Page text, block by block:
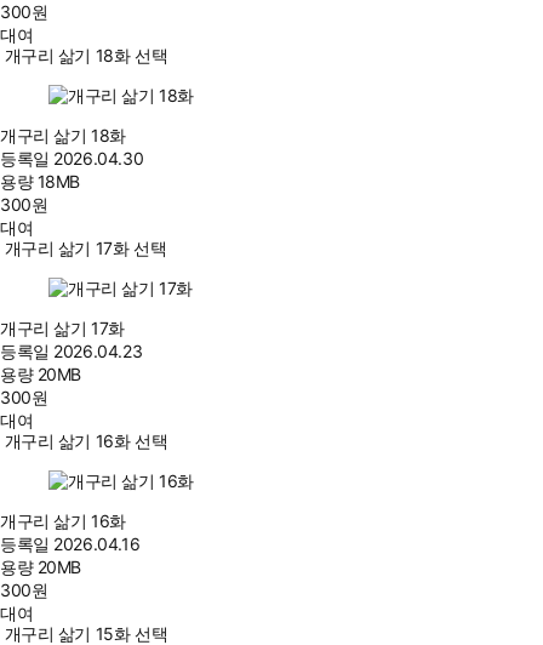
300원
대여
개구리 삶기 18화 선택
개구리 삶기 18화
등록일 2026.04.30
용량18MB
300원
대여
개구리 삶기 17화 선택
개구리 삶기 17화
등록일 2026.04.23
용량 20MB
300원
대여
개구리 삶기 16화 선택
개구리 삶기 16화
등록일 2026.04.16
용량 20MB
300원
대여
개구리 삶기 15화 선택